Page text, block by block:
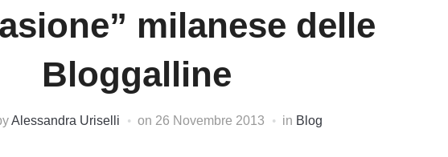
milanese delle
Bloggalline
Alessandra Uriselli on 26 Novembre 2013 in Blog